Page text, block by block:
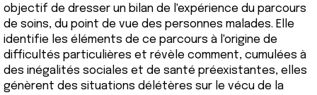
objectif de dresser un bilan de l'expérience du parcours
de soins, du point de vue des personnes malades. Elle
identifie les éléments de ce parcours à l'origine de
difficultés particulières et révèle comment, cumulées à
des inégalités sociales et de santé préexistantes, elles
génèrent des situations délétères sur le vécu de la